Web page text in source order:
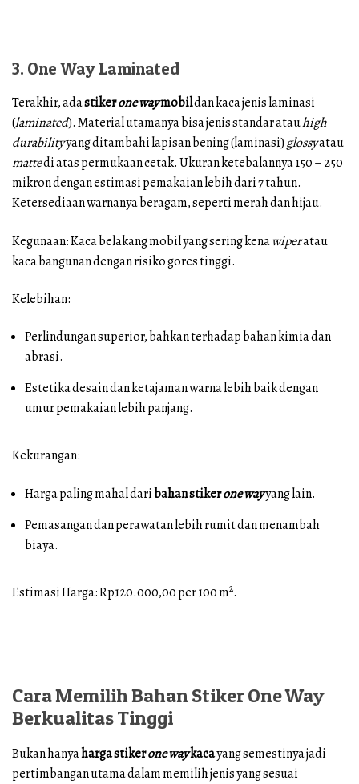
3. One Way Laminated
Terakhir, adastikerone waymobildan kaca jenis laminasi
(laminated). Material utamanya bisa jenis standar atauhigh
durabilityyang ditambahi lapisan bening (laminasi)glossyatau
mattedi atas permukaan cetak. Ukuran ketebalannya 150 – 250
mikron dengan estimasi pemakaian lebih dari 7 tahun.
Ketersediaan warnanya beragam, seperti merah dan hijau.
Kegunaan: Kaca belakang mobil yang sering kenawiperatau
kaca bangunan dengan risiko gores tinggi.
Kelebihan:
Perlindungan superior, bahkan terhadap bahan kimia dan
abrasi.
Estetika desain dan ketajaman warna lebih baik dengan
umur pemakaian lebih panjang.
Kekurangan:
Harga paling mahal daribahan stikerone wayyang lain.
Pemasangan dan perawatan lebih rumit dan menambah
biaya.
Estimasi Harga: Rp120.000,00 per 100 m2.
Cara Memilih Bahan Stiker One Way
Berkualitas Tinggi
Bukan hanyaharga stikerone waykacayang semestinya jadi
pertimbangan utama dalam memilih jenis yang sesuai